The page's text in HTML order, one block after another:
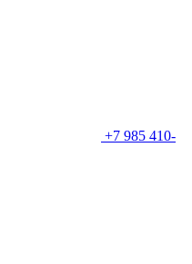
+7 985 410-